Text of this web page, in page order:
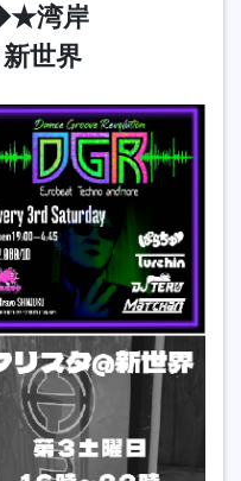
湾岸
世界